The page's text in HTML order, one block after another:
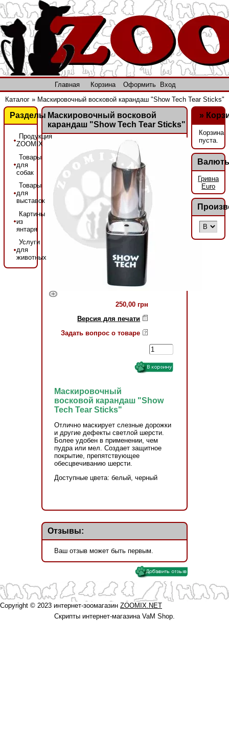
Главная Корзина Оформить
Вход
Каталог » Маскировочный восковой карандаш "Show Tech Tear Sticks"
Маскировочный восковой
карандаш "Show Tech Tear Sticks"
250,00 грн
Версия для печати
Задать вопрос о товаре
Маскировочный
восковой карандаш "Show
Tech Tear Sticks"
Отлично маскирует слезные дорожки
и другие дефекты светлой шерсти.
Более удобен в применении, чем
пудра или мел. Создает защитное
покрытие, препятствующее
обесцвечиванию шерсти.
Доступные цвета: белый, черный
Отзывы:
Ваш отзыв может быть первым.
Разделы
Продукция
ZOOMIX
Товары
для
собак
Товары
для
выставок
Картины
из
янтаря
Услуги
для
животных
»
Корзина
пуста.
Гривна
Euro
Copyright © 2023 интернет-зоомагазин ZOOMIX.NET
Скрипты интернет-магазина VaM Shop.